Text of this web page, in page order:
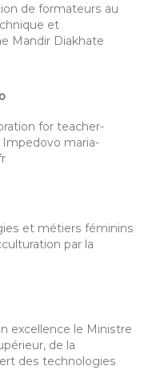
de formateurs au
et
Mandir Diakhate
for teacher-
maria-
et métiers féminins
par la
excellence le Ministre
de la
des technologies